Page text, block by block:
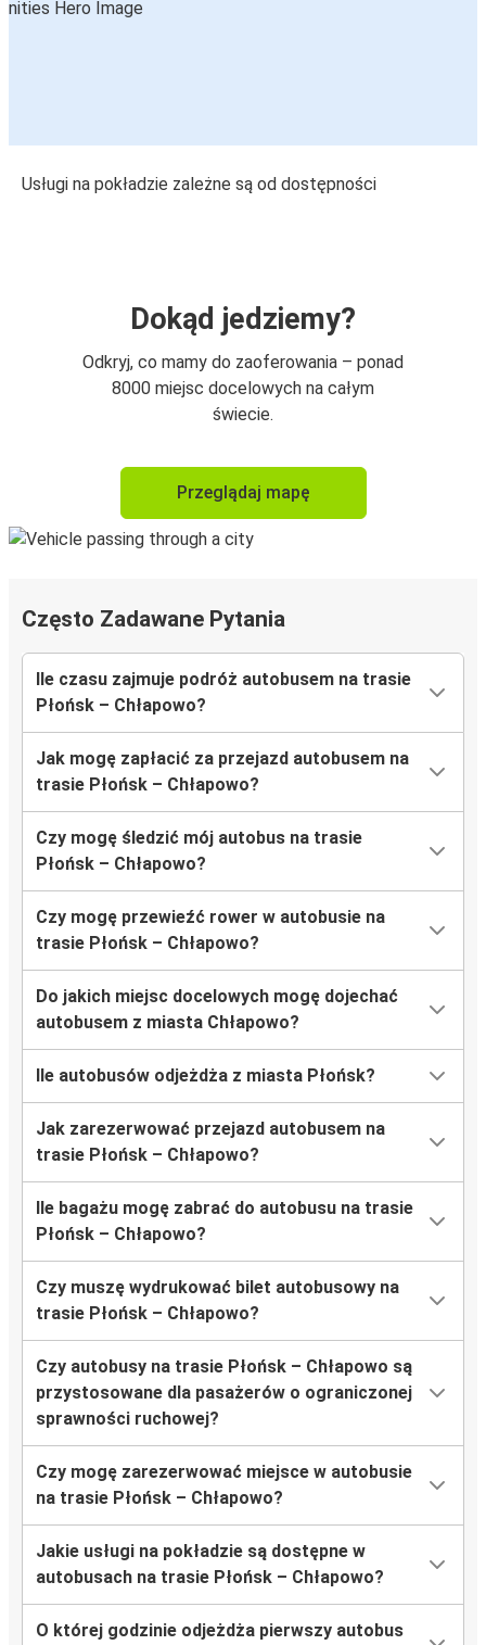
Usługi na pokładzie zależne są od dostępności
Dokąd jedziemy?
Odkryj, co mamy do zaoferowania – ponad
8000 miejsc docelowych na całym
świecie.
Przeglądaj mapę
Często Zadawane Pytania
Ile czasu zajmuje podróż autobusem na trasie
Płońsk – Chłapowo?
Jak mogę zapłacić za przejazd autobusem na
trasie Płońsk – Chłapowo?
Czy mogę śledzić mój autobus na trasie
Płońsk – Chłapowo?
Czy mogę przewieźć rower w autobusie na
trasie Płońsk – Chłapowo?
Do jakich miejsc docelowych mogę dojechać
autobusem z miasta Chłapowo?
Ile autobusów odjeżdża z miasta Płońsk?
Jak zarezerwować przejazd autobusem na
trasie Płońsk – Chłapowo?
Ile bagażu mogę zabrać do autobusu na trasie
Płońsk – Chłapowo?
Czy muszę wydrukować bilet autobusowy na
trasie Płońsk – Chłapowo?
Czy autobusy na trasie Płońsk – Chłapowo są
przystosowane dla pasażerów o ograniczonej
sprawności ruchowej?
Czy mogę zarezerwować miejsce w autobusie
na trasie Płońsk – Chłapowo?
Jakie usługi na pokładzie są dostępne w
autobusach na trasie Płońsk – Chłapowo?
O której godzinie odjeżdża pierwszy autobus